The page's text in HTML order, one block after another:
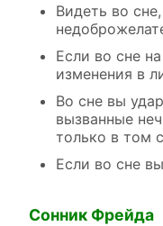
Видеть во
Если во сне
изменения в
Во сне вы
вызванные
только в том
Если во сне
Сонник Фрейда